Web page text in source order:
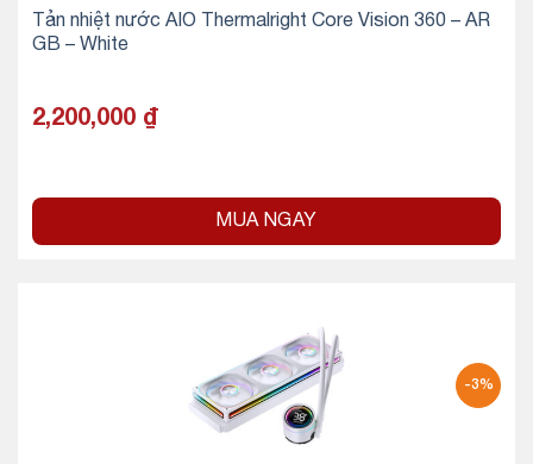
Tản nhiệt nước AIO Thermalright Core Vision 360 – AR
GB – White
2,200,000 ₫
MUA NGAY
-3%